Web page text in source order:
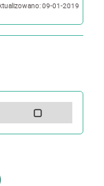
Ostatnio aktualizowano: 09-01-2019